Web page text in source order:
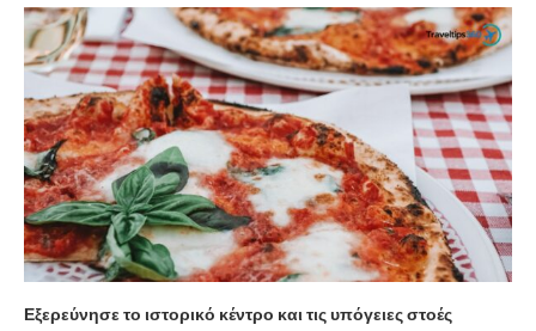
Εξερεύνησε το ιστορικό κέντρο και τις υπόγειες στοές